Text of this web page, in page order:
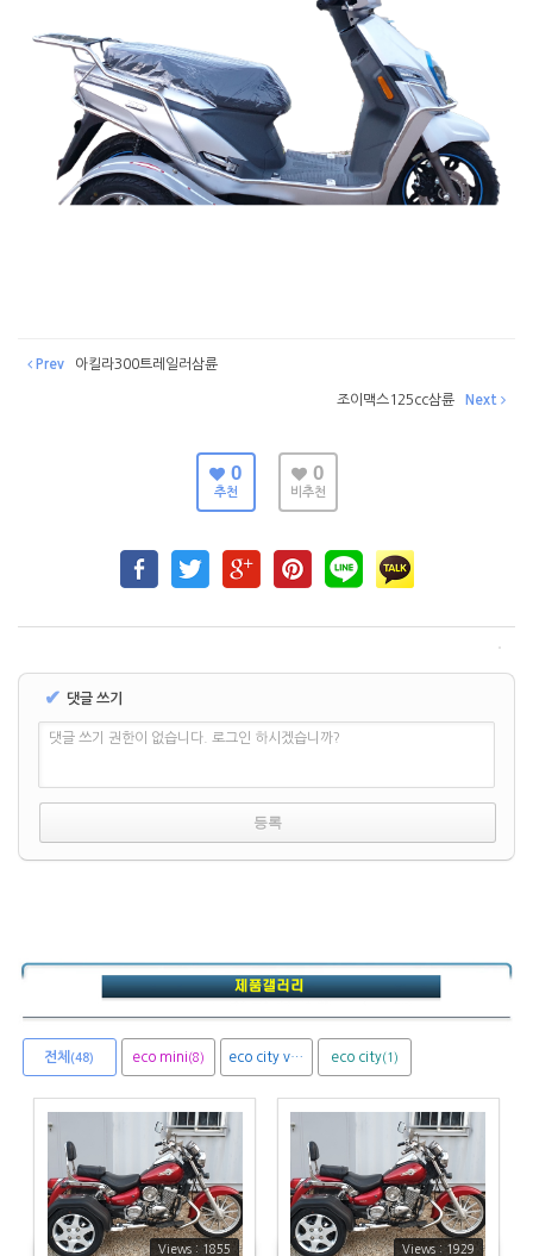
Prev 아킬라300트레일러삼륜
조이맥스125cc삼륜 Next
0
추천
0
비추천
✔ 댓글 쓰기
댓글 쓰기 권한이 없습니다. 로그인 하시겠습니까?
전체 (48) eco mini (8) eco city van eco city(1)
Views : 1855
1855
Views : 1929
1929